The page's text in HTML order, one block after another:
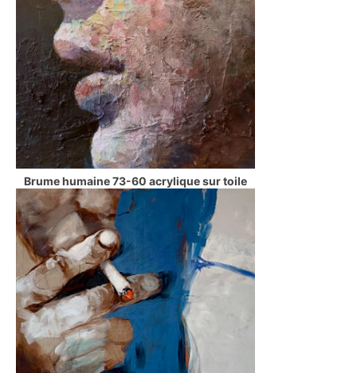
Brume humaine 73-60 acrylique sur toile